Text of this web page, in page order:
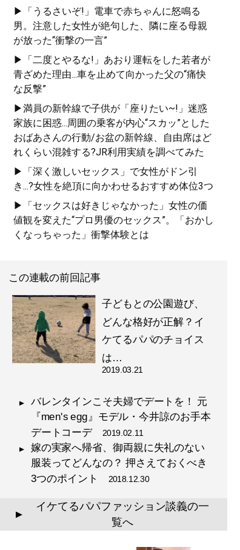
▶「うるさいぞ!」電車で赤ちゃんに怒鳴る
男。注意した女性が絶句した、隣に座る母親
が放った“衝撃の一言”
▶「二度とやるな!」あおり運転をした若者が
青ざめた理由...車を止めて向かった父の“痛快
な反撃”
▶満員の新幹線で子供が「座りたい~!」迷惑
家族に困惑...周囲の乗客が内心“スカッ”とした
おばあさんの行動/お盆の新幹線、自由席はど
れくらい混雑する?JR利用実績を調べてみた
▶「深く激しいセックス」で女性がドン引
き...?女性を絶頂に向かわせるおすすめ体位3つ
▶「セックスは好きじゃなかった」女性の価
値観を変えた“プロ男優のセックス”。「おかし
くなっちゃった」衝撃体験とは
この連載の前回記事
子どもとの公園遊び、
どんな格好が正解？イ
ケてるパパのチョイス
は…
2019.03.21
バレンタインこそ夫婦でデートを！ 元
『men's egg』モデル・今井諒のお手本
デートコーデ 2019.02.11
嫁の実家へ帰省、御両親に失礼のない
服装ってどんなの？ 押さえておくべき
3つのポイント 2018.12.30
▲
イケてるパパファッション談義の一
覧へ